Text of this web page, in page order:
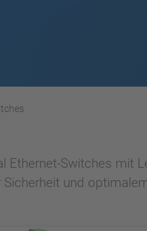
Ethernet-Switches mit
und